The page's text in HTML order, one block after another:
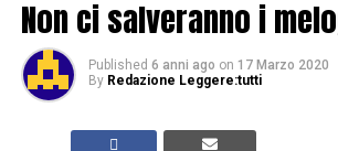
Non ci salveranno i
Published 6 anni ago on 17 Marzo 2020
By Redazione Leggere:tutti